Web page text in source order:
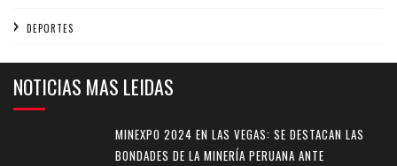
DEPORTES
NOTICIAS MAS LEIDAS
MINEXPO 2024 EN LAS VEGAS: SE DESTACAN LAS
BONDADES DE LA MINERÍA PERUANA ANTE